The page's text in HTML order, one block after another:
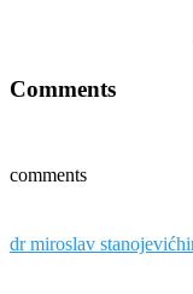
Comments
comments
dr miroslav stanojević